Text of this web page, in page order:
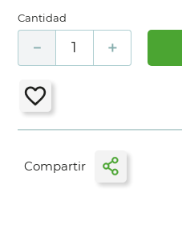
Cantidad
＋
－